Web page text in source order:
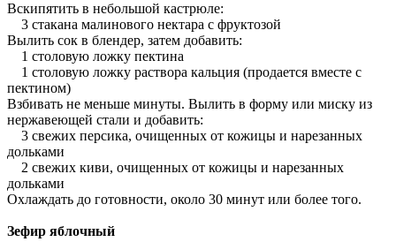
Вскипятить в небольшой кастрюле:
3 стакана малинового нектара с фруктозой
Вылить сок в блендер, затем добавить:
1 столовую ложку пектина
1 столовую ложку раствора кальция (продается вместе с
пектином)
Взбивать не меньше минуты. Вылить в форму или миску из
нержавеющей стали и добавить:
3 свежих персика, очищенных от кожицы и нарезанных
дольками
2 свежих киви, очищенных от кожицы и нарезанных
дольками
Охлаждать до готовности, около 30 минут или более того.
Зефир яблочный